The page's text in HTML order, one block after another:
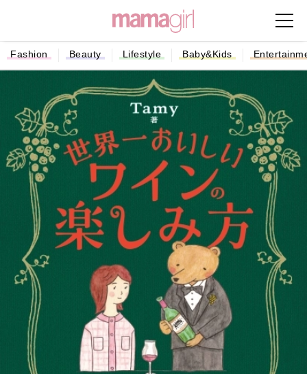
Fashion Beauty Lifestyle Baby&Kids